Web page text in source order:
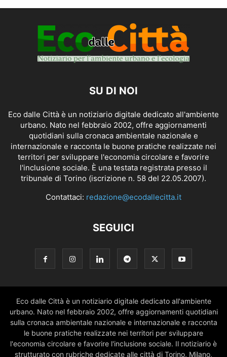
SU DI NOI
Eco dalle Città è un notiziario digitale dedicato all'ambiente
urbano. Nato nel febbraio 2002, offre aggiornamenti
quotidiani sulla cronaca ambientale nazionale e
internazionale e racconta le buone pratiche realizzate nei
territori per sviluppare l'economia circolare e favorire
l'inclusione sociale. È una testata registrata presso il
tribunale di Torino (iscrizione n. 58 del 22.05.2007).
Contattaci: redazione@ecodallecitta.it
SEGUICI
Eco dalle Città è un notiziario digitale dedicato all'ambiente
urbano. Nato nel febbraio 2002, offre aggiornamenti quotidiani
sulla cronaca ambientale nazionale e internazionale e racconta
le buone pratiche realizzate nei territori per sviluppare
l'economia circolare e favorire l'inclusione sociale. Il notiziario è
strutturato con rubriche dedicate alle città di Torino, Milano,